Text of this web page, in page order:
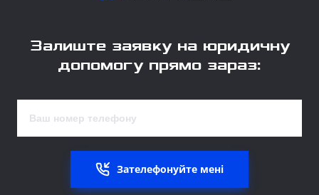
Залиште заявку на юридичну
допомогу прямо зараз:
Зателефонуйте мені